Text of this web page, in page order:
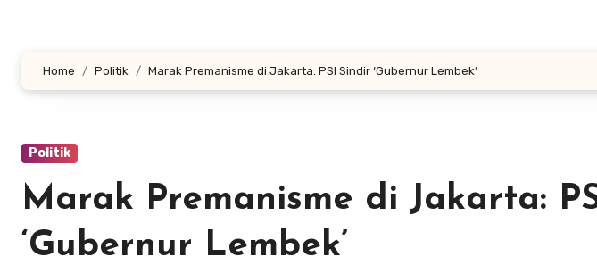
Home Politik Marak Premanisme di Jakarta: PSI Sindir ‘Gubernur Lembek’
Politik
Marak Premanisme di Jakarta:
‘Gubernur Lembek’